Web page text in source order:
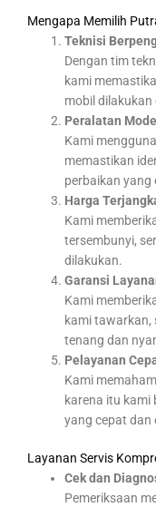
Mengapa Memilih
Teknisi
Dengan tim
kami
mobil
Peralatan
Kami
memastikan
perbaikan yang
Harga
Kami
tersembunyi,
dilakukan.
Garansi
Kami
kami tawarkan,
tenang dan
Pelayanan
Kami
karena itu kami
yang cepat dan
Layanan Servis
Cek dan
Pemeriksaan